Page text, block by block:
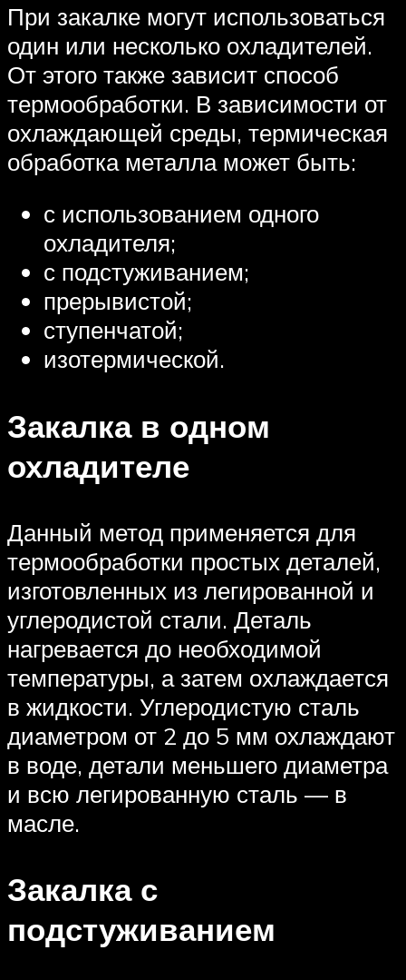
При закалке могут использоваться
один или несколько охладителей.
От этого также зависит способ
термообработки. В зависимости от
охлаждающей среды, термическая
обработка металла может быть:
с использованием одного
охладителя;
с подстуживанием;
прерывистой;
ступенчатой;
изотермической.
Закалка в одном
охладителе
Данный метод применяется для
термообработки простых деталей,
изготовленных из легированной и
углеродистой стали. Деталь
нагревается до необходимой
температуры, а затем охлаждается
в жидкости. Углеродистую сталь
диаметром от 2 до 5 мм охлаждают
в воде, детали меньшего диаметра
и всю легированную сталь — в
масле.
Закалка с
подстуживанием